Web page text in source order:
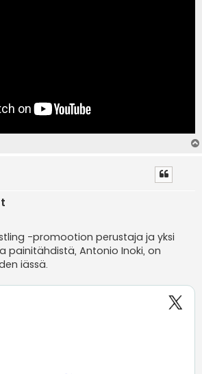
-promootion perustaja ja yksi
painitähdistä, Antonio Inoki, on
iässä.